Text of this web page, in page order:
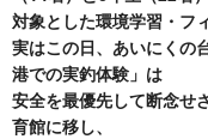
対象とした環境学習・フ
実はこの日、あいにく
港での実釣体験」は
安全を最優先して断念せ
育館に移し、